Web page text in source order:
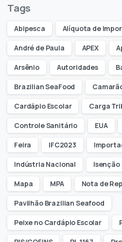
Tags
Abipesca Alíquota de
André de Paula APEX
Arsênio Autoridades
Brazilian SeaFood
Cardápio Escolar Carga
Controle Sanitário EUA
Feira IFC2023
Indústria Nacional Isenção
Mapa MPA Nota de
Pavilhão Brazilian Seafood
Peixe no Cardápio Escolar